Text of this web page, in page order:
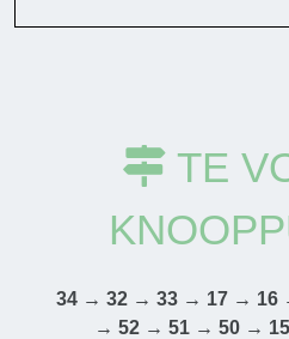
TE
34 → 32 → 33 → 17 → 16
→ 52 → 51 → 50 →